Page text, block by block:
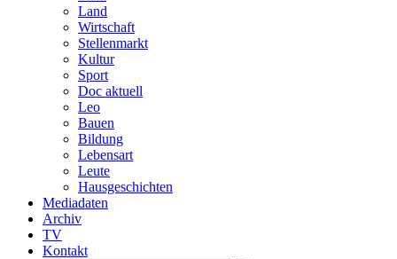
Land
Wirtschaft
Stellenmarkt
Kultur
Sport
Doc aktuell
Leo
Bauen
Bildung
Lebensart
Leute
Hausgeschichten
Mediadaten
Archiv
TV
Kontakt